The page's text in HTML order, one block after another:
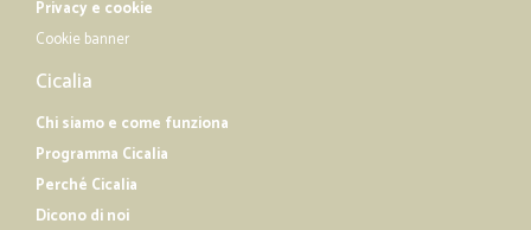
Ottimo servizio
Ottimo servizio, molto chiare le istruzioni per effettuare e seguire
Puntuali e precisi
Privacy e cookie
Cookie banner
Cicalia
Chi siamo e come funziona
Programma Cicalia
Perché Cicalia
Dicono di noi